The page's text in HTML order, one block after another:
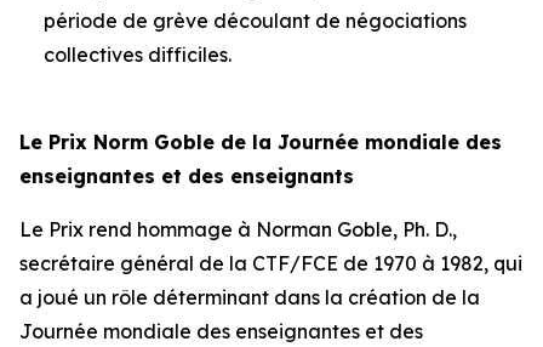
période de grève découlant de négociations
collectives difficiles.
Le Prix Norm Goble de la Journée mondiale des
enseignantes et des enseignants
Le Prix rend hommage à Norman Goble, Ph. D.,
secrétaire général de la CTF/FCE de 1970 à 1982, qui
a joué un rôle déterminant dans la création de la
Journée mondiale des enseignantes et des